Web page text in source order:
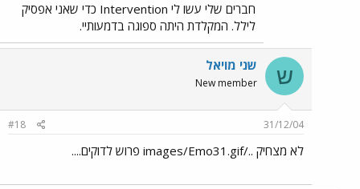
חברים שלי עשו לי Intervention כדי שאני אפסיק
לילל. המקלדת היתה ספוגה בדמעותיי.
ש שני מויאל
New member
31/12/04
#18
לא מצחיק ../images/Emo31.gif פרוש לדוקים....